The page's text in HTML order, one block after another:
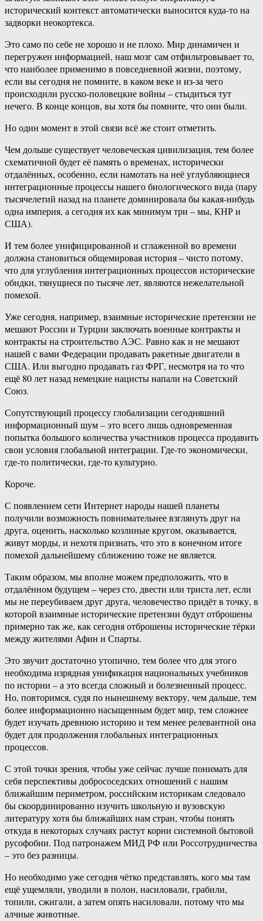
исторический контекст автоматически выносится куда-то на
задворки неокортекса.
Это само по себе не хорошо и не плохо. Мир динамичен и
перегружен информацией, наш мозг сам отфильтровывает то,
что наиболее применимо в повседневной жизни, поэтому,
если вы сегодня не помните, в каком веке и из-за чего
происходили русско-половецкие войны – стыдиться тут
нечего. В конце концов, вы хотя бы помните, что они были.
Но один момент в этой связи всё же стоит отметить.
Чем дольше существует человеческая цивилизация, тем более
схематичной будет её память о временах, исторически
отдалённых, особенно, если намотать на неё углубляющиеся
интеграционные процессы нашего биологического вида (пару
тысячелетий назад на планете доминировала бы какая-нибудь
одна империя, а сегодня их как минимум три – мы, КНР и
США).
И тем более унифицированной и сглаженной во времени
должна становиться общемировая история – чисто потому,
что для углубления интеграционных процессов исторические
обидки, тянущиеся по тысяче лет, являются нежелательной
помехой.
Уже сегодня, например, взаимные исторические претензии не
мешают России и Турции заключать военные контракты и
контракты на строительство АЭС. Равно как и не мешают
нашей с вами Федерации продавать ракетные двигатели в
США. Или выгодно продавать газ ФРГ, несмотря на то что
ещё 80 лет назад немецкие нацисты напали на Советский
Союз.
Сопутствующий процессу глобализации сегодняшний
информационный шум – это всего лишь одновременная
попытка большого количества участников процесса продавить
свои условия глобальной интеграции. Где-то экономически,
где-то политически, где-то культурно.
Короче.
С появлением сети Интернет народы нашей планеты
получили возможность повнимательнее взглянуть друг на
друга, оценить, насколько козлиные кругом, оказывается,
живут морды, и нехотя признать, что это в конечном итоге
помехой дальнейшему сближению тоже не является.
Таким образом, мы вполне можем предположить, что в
отдалённом будущем – через сто, двести или триста лет, если
мы не переубиваем друг друга, человечество придёт в точку, в
которой взаимные исторические претензии будут отброшены
примерно так же, как сегодня отброшены исторические тёрки
между жителями Афин и Спарты.
Это звучит достаточно утопично, тем более что для этого
необходима изрядная унификация национальных учебников
по истории – а это всегда сложный и болезненный процесс.
Но, повторимся, судя по нынешнему вектору, чем дальше, тем
более информационно насыщенным будет мир, тем сложнее
будет изучать древнюю историю и тем менее релевантной она
будет для продолжения глобальных интеграционных
процессов.
С этой точки зрения, чтобы уже сейчас лучше понимать для
себя перспективы добрососедских отношений с нашим
ближайшим периметром, российским историкам следовало
бы скоординированно изучить школьную и вузовскую
литературу хотя бы ближайших нам стран, чтобы понять
откуда в некоторых случаях растут корни системной бытовой
русофобии. Под патронажем МИД РФ или Россотрудничества
– это без разницы.
Но необходимо уже сегодня чётко представлять, кого мы там
ещё ущемляли, уводили в полон, насиловали, грабили,
топили, сжигали, а затем опять насиловали, потому что мы
алчные животные.